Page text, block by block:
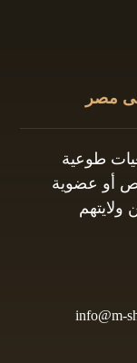
مصر
طوعية
أو عضوية